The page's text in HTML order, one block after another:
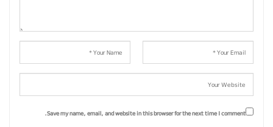
Save my name, email, and website in this browser for the next time I comment.